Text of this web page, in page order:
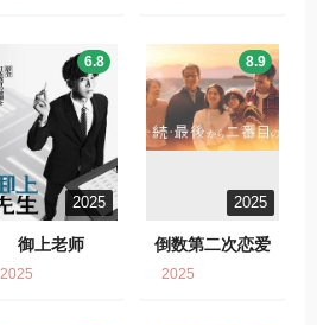
2025
御上老师
6.8
2025
2025
倒数第二次恋爱
8.9
2025